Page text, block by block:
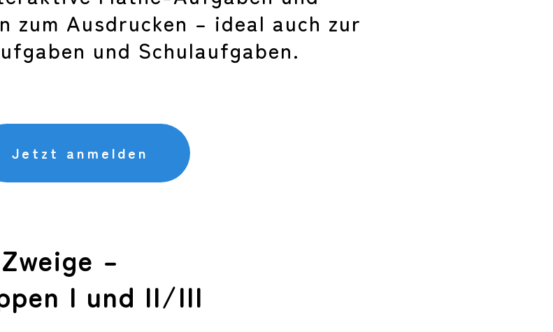
Ausdrucken – ideal auch zur
und Schulaufgaben.
Jetzt anmelden
–
I und II/III